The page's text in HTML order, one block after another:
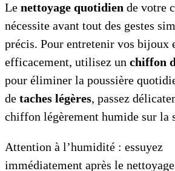
Le nettoyage quotidien de votre
nécessite avant tout des gestes
précis. Pour entretenir vos bijoux
efficacement, utilisez un chiffon
pour éliminer la poussière
de taches légères, passez
chiffon légèrement humide sur la
Attention à l’humidité : essuyez
immédiatement après le